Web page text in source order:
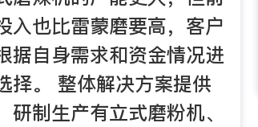
入也比雷蒙磨要高，客户
据自身需求和资金情况进
择。 整体解决方案提供
研制生产有立式磨粉机、